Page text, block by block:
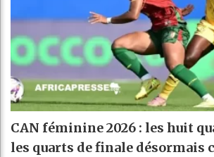
CAN féminine 2026 : les huit
les quarts de finale désormais